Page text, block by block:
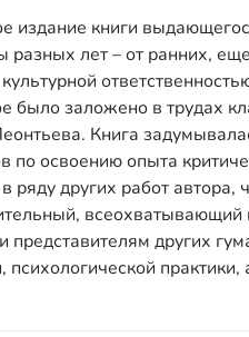
издание книги
лет – от ранних,
было заложено в трудах
Книга
по освоению опыта
ряду других работ
представителям других
практики,